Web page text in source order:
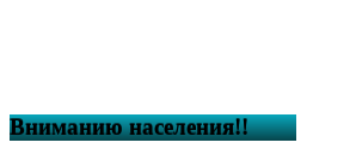
Вниманию населения!!